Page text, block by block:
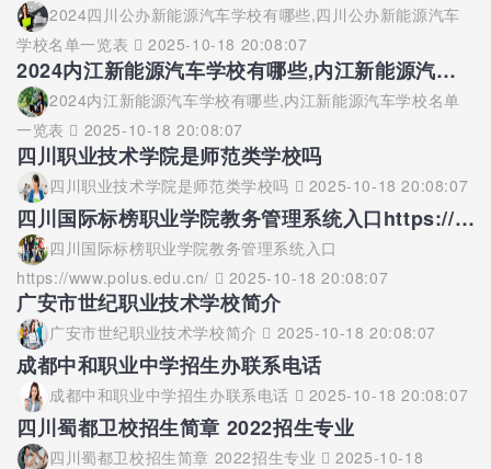
2024四川公办新能源汽车学校有哪些,四川公办新能源汽车
学校名单一览表
2025-10-18 20:08:07
2024内江新能源汽车学校有哪些,内江新能源汽车学校名单一览表
2024内江新能源汽车学校有哪些,内江新能源汽车学校名单
一览表
2025-10-18 20:08:07
四川职业技术学院是师范类学校吗
四川职业技术学院是师范类学校吗 2025-10-18 20:08:07
四川国际标榜职业学院教务管理系统入口https://www.polus.edu.cn/
四川国际标榜职业学院教务管理系统入口
https://www.polus.edu.cn/
2025-10-18 20:08:07
广安市世纪职业技术学校简介
广安市世纪职业技术学校简介 2025-10-18 20:08:07
成都中和职业中学招生办联系电话
成都中和职业中学招生办联系电话 2025-10-18 20:08:07
四川蜀都卫校招生简章 2022招生专业
四川蜀都卫校招生简章 2022招生专业
2025-10-18